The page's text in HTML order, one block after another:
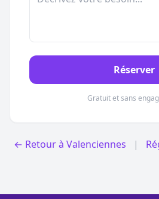
Réserver
Gratuit et sans
← Retour à Valenciennes |